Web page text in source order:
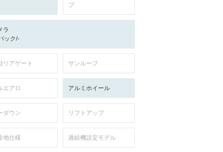
プ
ラ
ック/-
リアゲート サンルーフ
エアロ アルミホイール
ダウン リフトアップ
地仕様 過給機設定モデル